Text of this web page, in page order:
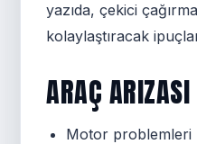
yazıda, çekici
kolaylaştıracak
ARAÇ ARIZASI
Motor problemleri